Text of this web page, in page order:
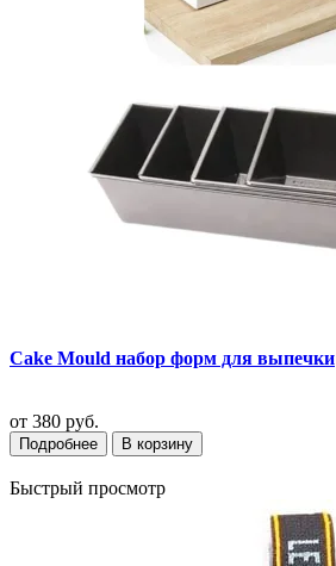
Cake Mould набор форм для выпечки
от 380 руб.
Подробнее В корзину
Быстрый просмотр